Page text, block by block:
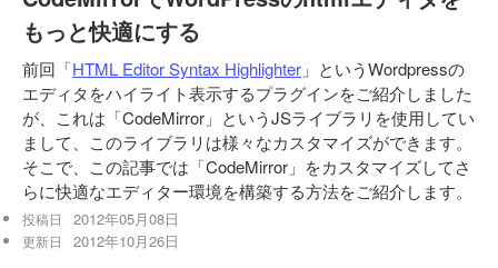
もっと快適にする
前回「HTML Editor Syntax Highlighter 」というWordpressの
エディタをハイライト表示するプラグインをご紹介しました
が、これは「CodeMirror」というJSライブラリを使用してい
まして、このライブラリは様々なカスタマイズができます。
そこで、この記事では「CodeMirror」をカスタマイズしてさ
らに快適なエディター環境を構築する方法をご紹介します。
投稿日 2012年05月08日
更新日 2012年10月26日